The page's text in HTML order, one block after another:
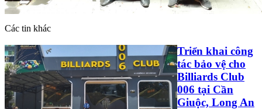
Các tin khác
Triển khai công
tác bảo vệ cho
Billiards Club
006 tại Cần
Giuộc, Long An